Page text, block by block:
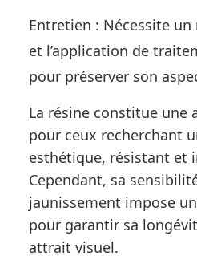
Entretien : Nécessite
et l’application de
pour préserver son
La résine constitue une
pour ceux recherchant
esthétique, résistant et
Cependant, sa
jaunissement impose
pour garantir sa
attrait visuel.